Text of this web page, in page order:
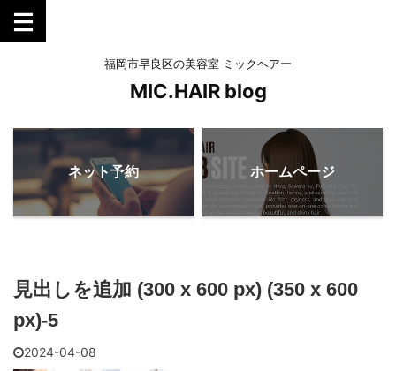
福岡市早良区の美容室 ミックヘアー
MIC.HAIR blog
ネット予約 ホームページ
見出しを追加 (300 x 600 px) (350 x 600
px)-5
2024-04-08